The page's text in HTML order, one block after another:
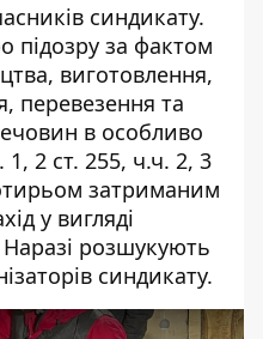
синдикату.
підозру за фактом
виготовлення,
перевезення та
в особливо
2 ст. 255, ч.ч. 2, 3
затриманим
у вигляді
розшукують
синдикату.